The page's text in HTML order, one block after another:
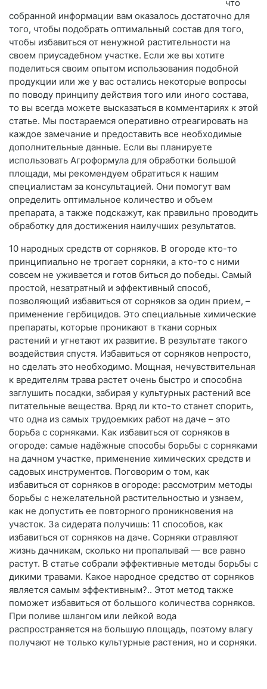
что
собранной информации вам оказалось достаточно для
того, чтобы подобрать оптимальный состав для того,
чтобы избавиться от ненужной растительности на
своем приусадебном участке. Если же вы хотите
поделиться своим опытом использования подобной
продукции или же у вас остались некоторые вопросы
по поводу принципу действия того или иного состава,
то вы всегда можете высказаться в комментариях к этой
статье. Мы постараемся оперативно отреагировать на
каждое замечание и предоставить все необходимые
дополнительные данные. Если вы планируете
использовать Агроформула для обработки большой
площади, мы рекомендуем обратиться к нашим
специалистам за консультацией. Они помогут вам
определить оптимальное количество и объем
препарата, а также подскажут, как правильно проводить
обработку для достижения наилучших результатов.
10 народных средств от сорняков. В огороде кто-то
принципиально не трогает сорняки, а кто-то с ними
совсем не уживается и готов биться до победы. Самый
простой, незатратный и эффективный способ,
позволяющий избавиться от сорняков за один прием, –
применение гербицидов. Это специальные химические
препараты, которые проникают в ткани сорных
растений и угнетают их развитие. В результате такого
воздействия спустя. Избавиться от сорняков непросто,
но сделать это необходимо. Мощная, нечувствительная
к вредителям трава растет очень быстро и способна
заглушить посадки, забирая у культурных растений все
питательные вещества. Вряд ли кто-то станет спорить,
что одна из самых трудоемких работ на даче – это
борьба с сорняками. Как избавиться от сорняков в
огороде: самые надёжные способы борьбы с сорняками
на дачном участке, применение химических средств и
садовых инструментов. Поговорим о том, как
избавиться от сорняков в огороде: рассмотрим методы
борьбы с нежелательной растительностью и узнаем,
как не допустить ее повторного проникновения на
участок. За сидерата получишь: 11 способов, как
избавиться от сорняков на даче. Сорняки отравляют
жизнь дачникам, сколько ни пропалывай — все равно
растут. В статье собрали эффективные методы борьбы с
дикими травами. Какое народное средство от сорняков
является самым эффективным?.. Этот метод также
поможет избавиться от большого количества сорняков.
При поливе шлангом или лейкой вода
распространяется на большую площадь, поэтому влагу
получают не только культурные растения, но и сорняки.